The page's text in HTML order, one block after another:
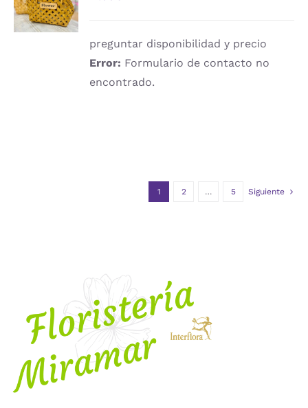
CARRITO
/
DETALLES
preguntar disponibilidad y precio
Error: Formulario de contacto no
encontrado.
1 2 … 5 Siguiente